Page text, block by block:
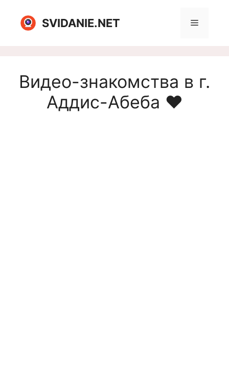
содержимому
SVIDANIE.NET Меню
Видео-знакомства в г.
Аддис-Абеба ❤️